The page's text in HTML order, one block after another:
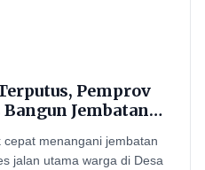
Pemprov
Jembatan
menangani jembatan
jalan utama warga di Desa